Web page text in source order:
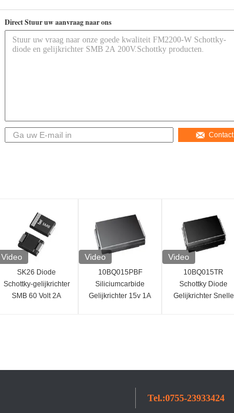
Direct Stuur uw aanvraag naar ons
Contact
Video
SK26 Diode
Schottky-gelijkrichter
SMB 60 Volt 2A
Video
10BQ015PBF
Siliciumcarbide
Gelijkrichter 15v 1A
Video
10BQ015TR
Schottky Diode
Gelijkrichter Snelle
Tel.:0755-23933424